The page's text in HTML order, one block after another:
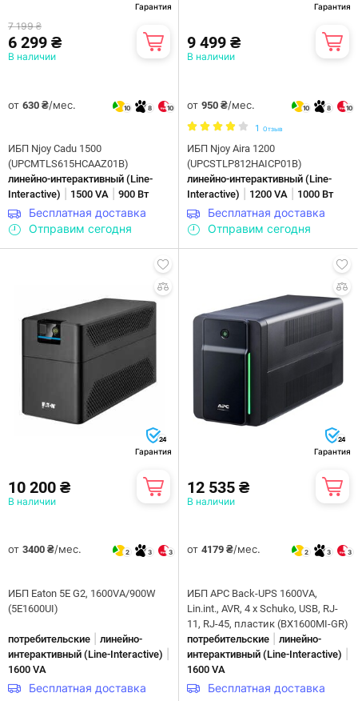
Гарантия
7 199 ₴
6 299 ₴
В наличии
от 630 ₴/мес. 10 8 10
ИБП Njoy Cadu 1500
(UPCMTLS615HCAAZ01B)
линейно-интерактивны­й (Line-
Interactive)
1500 VA 900 Вт
Бесплатная доставка
Отправим сегодня
Гарантия
9 499 ₴
В наличии
от 950 ₴/мес. 10 8 10
1 Отзыв
ИБП Njoy Aira 1200
(UPCSTLP812HAICP01B)
линейно-интерактивны­й (Line-
Interactive)
1200 VA 1000 Вт
Бесплатная доставка
Отправим сегодня
24
Гарантия
10 200 ₴
В наличии
от 3400 ₴/мес. 2 3 3
ИБП Eaton 5E G2, 1600VA/900W
(5E1600UI)
потребительские
линейно-
интерактивны­й (Line-Interactive)
1600 VA
Бесплатная доставка
24
Гарантия
12 535 ₴
В наличии
от 4179 ₴/мес. 2 3 3
ИБП APC Back-UPS 1600VA,
Lin.int., AVR, 4 х Schuko, USB, RJ-
11, RJ-45, пластик (BX1600MI-GR)
потребительские
линейно-
интерактивны­й (Line-Interactive)
1600 VA
Бесплатная доставка